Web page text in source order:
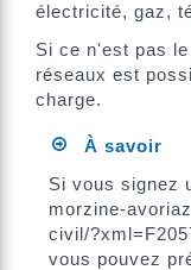
électricité, gaz,
Si ce n'est pas
réseaux est
charge.
À savoir
Si vous signez
morzine-
civil/
vous pouvez